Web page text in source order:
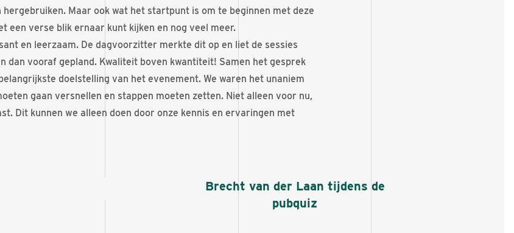
Maar ook wat het startpunt is om te beginnen met deze
een verse blik ernaar kunt kijken en nog veel meer.
en leerzaam. De dagvoorzitter merkte dit op en liet de sessies
dan vooraf gepland. Kwaliteit boven kwantiteit! Samen het gesprek
doelstelling van het evenement. We waren het unaniem
gaan versnellen en stappen moeten zetten. Niet alleen voor nu,
Dit kunnen we alleen doen door onze kennis en ervaringen met
Brecht van der Laan tijdens de
pubquiz